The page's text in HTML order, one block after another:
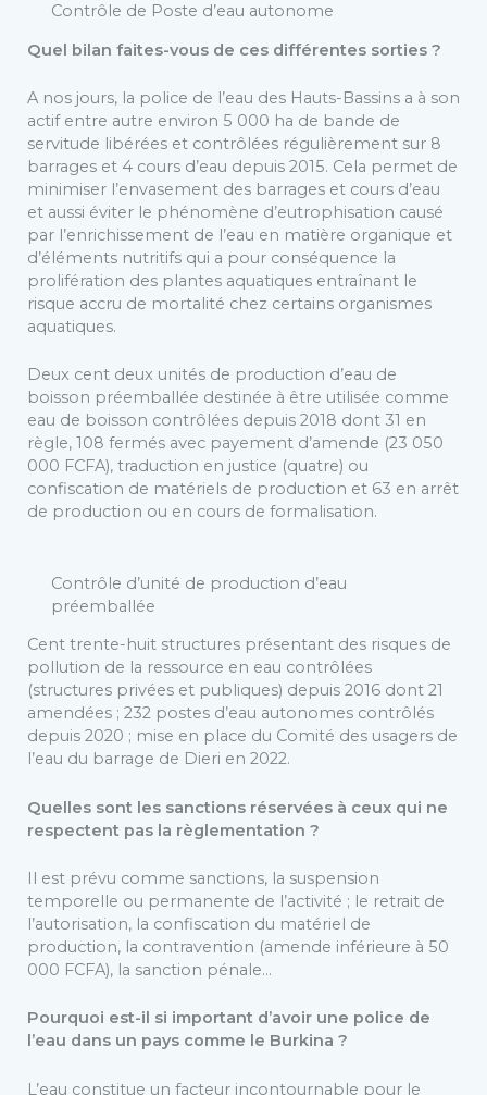
Contrôle de Poste d’eau autonome
Quel bilan faites-vous de ces différentes sorties ?
A nos jours, la police de l’eau des Hauts-Bassins a à son
actif entre autre environ 5 000 ha de bande de
servitude libérées et contrôlées régulièrement sur 8
barrages et 4 cours d’eau depuis 2015. Cela permet de
minimiser l’envasement des barrages et cours d’eau
et aussi éviter le phénomène d’eutrophisation causé
par l’enrichissement de l’eau en matière organique et
d’éléments nutritifs qui a pour conséquence la
prolifération des plantes aquatiques entraînant le
risque accru de mortalité chez certains organismes
aquatiques.
Deux cent deux unités de production d’eau de
boisson préemballée destinée à être utilisée comme
eau de boisson contrôlées depuis 2018 dont 31 en
règle, 108 fermés avec payement d’amende (23 050
000 FCFA), traduction en justice (quatre) ou
confiscation de matériels de production et 63 en arrêt
de production ou en cours de formalisation.
Contrôle d’unité de production d’eau
préemballée
Cent trente-huit structures présentant des risques de
pollution de la ressource en eau contrôlées
(structures privées et publiques) depuis 2016 dont 21
amendées ; 232 postes d’eau autonomes contrôlés
depuis 2020 ; mise en place du Comité des usagers de
l’eau du barrage de Dieri en 2022.
Quelles sont les sanctions réservées à ceux qui ne
respectent pas la règlementation ?
Il est prévu comme sanctions, la suspension
temporelle ou permanente de l’activité ; le retrait de
l’autorisation, la confiscation du matériel de
production, la contravention (amende inférieure à 50
000 FCFA), la sanction pénale…
Pourquoi est-il si important d’avoir une police de
l’eau dans un pays comme le Burkina ?
L’eau constitue un facteur incontournable pour le